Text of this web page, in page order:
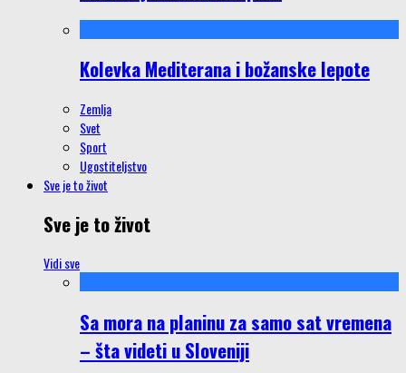
Kolevka Mediterana i božanske lepote
Zemlja
Svet
Sport
Ugostiteljstvo
Sve je to život
Sve je to život
Vidi sve
Sa mora na planinu za samo sat vremena
– šta videti u Sloveniji